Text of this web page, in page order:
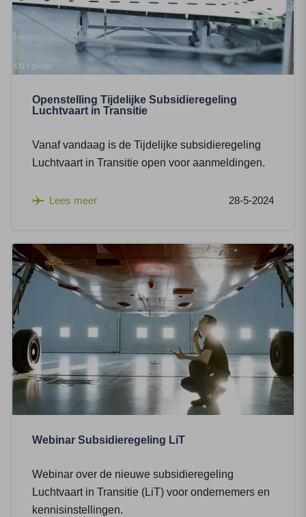
Openstelling Tijdelijke Subsidieregeling
Luchtvaart in Transitie
Vanaf vandaag is de Tijdelijke subsidieregeling
Luchtvaart in Transitie open voor aanmeldingen.
Lees meer 28-5-2024
Webinar Subsidieregeling LiT
Webinar over de nieuwe subsidieregeling
Luchtvaart in Transitie (LiT) voor ondernemers en
kennisinstellingen.